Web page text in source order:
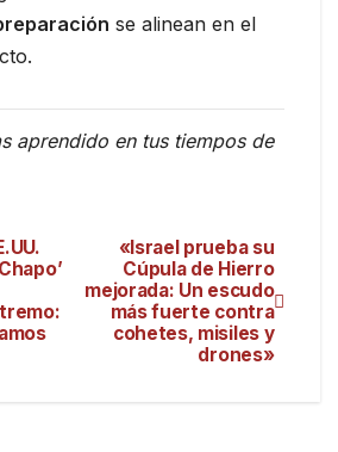
se alinean en el
aprendido en tus tiempos de
«Israel prueba su
Cúpula de Hierro
mejorada: Un escudo
más fuerte contra
cohetes, misiles y
drones»